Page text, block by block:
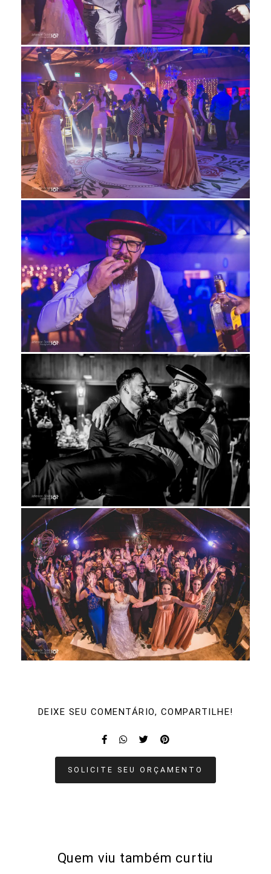
DEIXE SEU COMENTÁRIO, COMPARTILHE!
SOLICITE SEU ORÇAMENTO
Quem viu também curtiu